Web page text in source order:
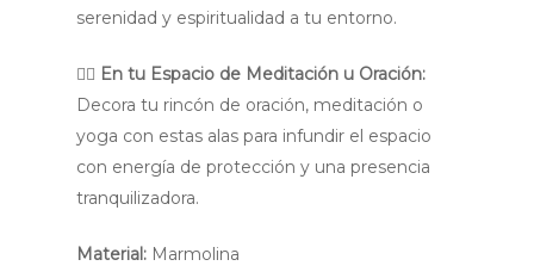
serenidad y espiritualidad a tu entorno.
🧘‍♀️ En tu Espacio de Meditación u Oración:
Decora tu rincón de oración, meditación o
yoga con estas alas para infundir el espacio
con energía de protección y una presencia
tranquilizadora.
Material: Marmolina